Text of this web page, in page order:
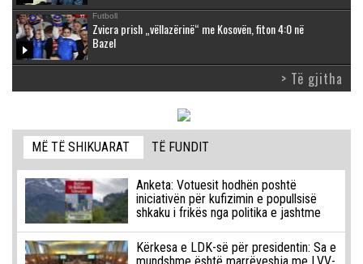
Futboll
Zvicra prish „vëllazërinë“ me Kosovën, fiton 4:0 në
Bazel
> Të gjitha
MË TË SHIKUARAT TË FUNDIT
Anketa: Votuesit hodhën poshtë
iniciativën për kufizimin e popullsisë
shkaku i frikës nga politika e jashtme
Kërkesa e LDK-së për presidentin: Sa e